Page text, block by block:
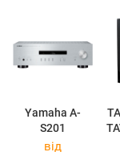
Yamaha A-
S201
від